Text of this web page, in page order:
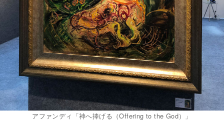
アファンディ「神へ捧げる（Offering to the God）」